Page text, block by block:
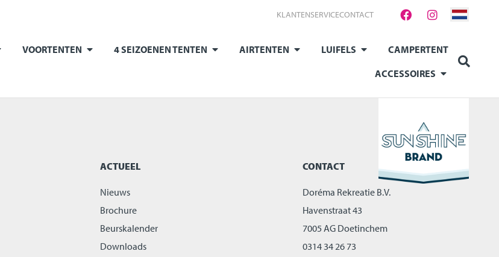
KLANTENSERVICECONTACT
VOORTENTEN 4 SEIZOENEN TENTEN AIRTENTEN LUIFELS
CAMPERTENT
ACCESSOIRES
ACTUEEL
Nieuws
Brochure
Beurskalender
Downloads
CONTACT
Doréma Rekreatie B.V.
Havenstraat 43
7005 AG Doetinchem
0314 34 26 73